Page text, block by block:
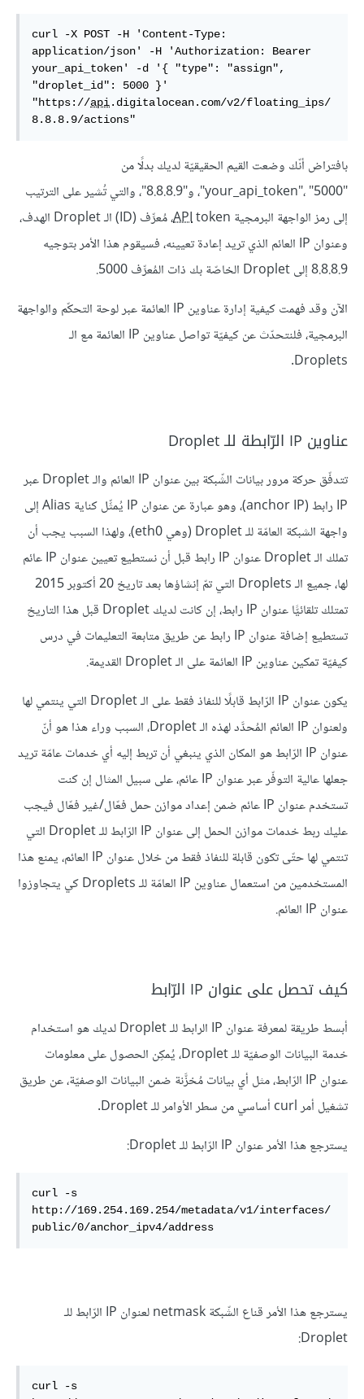
curl -X POST -H 'Content-Type:
application/json' -H 'Authorization: Bearer
your_api_token' -d '{ "type": "assign",
"droplet_id": 5000 }'
"https://api.digitalocean.com/v2/floating_ips/
بافتراض أنّك وضعت القيم الحقيقيّة لديك بدلًا من
"your_api_token"، "5000"، و"8.8.8.9"، والتي تُشير على الترتيب
إلى رمز الواجهة البرمجية
API
token، مُعرِّف (ID) الـ Droplet الهدف،
وعنوان IP العائم الذي تريد إعادة تعيينه، فسيقوم هذا الأمر بتوجيه
8.8.8.9 إلى Droplet الخاصّة بك ذات المُعرِّف 5000.
الآن وقد فهمت كيفية إدارة عناوين IP العائمة عبر لوحة التحكّم والواجهة
البرمجية، فلنتحدّث عن كيفيّة تواصل عناوين IP العائمة مع الـ
Droplets.
عناوين IP الرّابطة للـ Droplet
تتدفّق حركة مرور بيانات الشّبكة بين عنوان IP العائم والـ Droplet عبر
IP رابط (anchor IP)، وهو عبارة عن عنوان IP يُمثِّل كناية Alias إلى
واجهة الشبكة العامّة للـ Droplet (وهي eth0)، ولهذا السبب يجب أن
تملك الـ Droplet عنوان IP رابط قبل أن نستطيع تعيين عنوان IP عائم
لها، جميع الـ Droplets التي تمّ إنشاؤها بعد تاريخ 20 أكتوبر 2015
تمتلك تلقائيًّا عنوان IP رابط، إن كانت لديك Droplet قبل هذا التاريخ
تستطيع إضافة عنوان IP رابط عن طريق متابعة التعليمات في درس
كيفيّة تمكين عناوين IP العائمة على الـ Droplet القديمة.
يكون عنوان IP الرّابط قابلًا للنفاذ فقط على الـ Droplet التي ينتمي لها
ولعنوان IP العائم المُحدَّد لهذه الـ Droplet، السبب وراء هذا هو أنّ
عنوان IP الرّابط هو المكان الذي ينبغي أن تربط إليه أي خدمات عامّة تريد
جعلها عالية التوفّر عبر عنوان IP عائم، على سبيل المثال إن كنت
تستخدم عنوان IP عائم ضمن إعداد موازن حمل فعّال/غير فعّال فيجب
عليك ربط خدمات موازن الحمل إلى عنوان IP الرّابط للـ Droplet التي
تنتمي لها حتّى تكون قابلة للنفاذ فقط من خلال عنوان IP العائم، يمنع هذا
المستخدمين من استعمال عناوين IP العامّة للـ Droplets كي يتجاوزوا
عنوان IP العائم.
كيف تحصل على عنوان IP الرّابط
أبسط طريقة لمعرفة عنوان IP الرابط للـ Droplet لديك هو استخدام
خدمة البيانات الوصفيّة للـ Droplet، يُمكِن الحصول على معلومات
عنوان IP الرّابط، مثل أي بيانات مُخزَّنة ضمن البيانات الوصفيّة، عن طريق
تشغيل أمر curl أساسي من سطر الأوامر للـ Droplet.
يسترجع هذا الأمر عنوان IP الرّابط للـ Droplet:
curl -s
http://169.254.169.254/metadata/v1/interfaces/
public/0/anchor_ipv4/address
يسترجع هذا الأمر قناع الشّبكة netmask لعنوان IP الرّابط للـ
Droplet:
curl -s